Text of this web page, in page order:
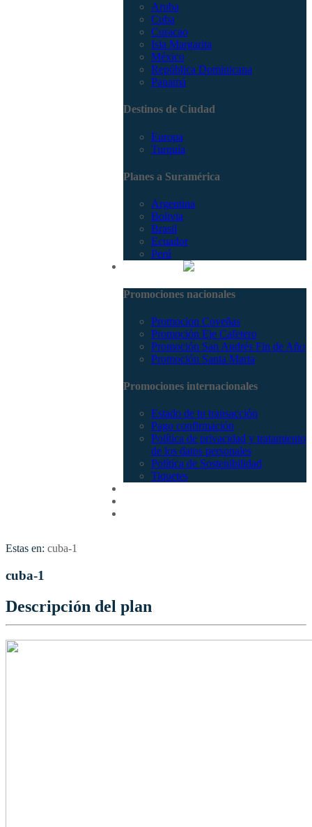
Aruba
Cuba
Curacao
Isla Margarita
México
República Dominicana
Panamá
Destinos de Ciudad
Europa
Turquía
Planes a Suramérica
Argentina
Bolivia
Brasil
Ecuador
Perú
Promociones nacionales
Promocion Coveñas
Promoción Eje Cafetero
Promoción San Andrés Fin de Año
Promoción Santa Marta
Promociones internacionales
Estado de tu transacción
Pago confirmación
Política de privacidad y tratamiento
de los datos personales
Política de Sostenibilidad
Tiquetes
Estas en: cuba-1
cuba-1
Descripción del plan